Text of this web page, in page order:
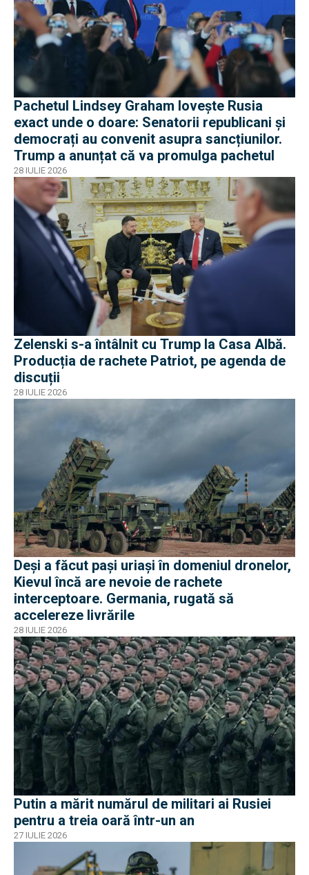
Pachetul Lindsey Graham lovește Rusia
exact unde o doare: Senatorii republicani și
democrați au convenit asupra sancțiunilor.
Trump a anunțat că va promulga pachetul
28 IULIE 2026
Zelenski s-a întâlnit cu Trump la Casa Albă.
Producția de rachete Patriot, pe agenda de
discuții
28 IULIE 2026
Deși a făcut pași uriași în domeniul dronelor,
Kievul încă are nevoie de rachete
interceptoare. Germania, rugată să
accelereze livrările
28 IULIE 2026
Putin a mărit numărul de militari ai Rusiei
pentru a treia oară într-un an
27 IULIE 2026